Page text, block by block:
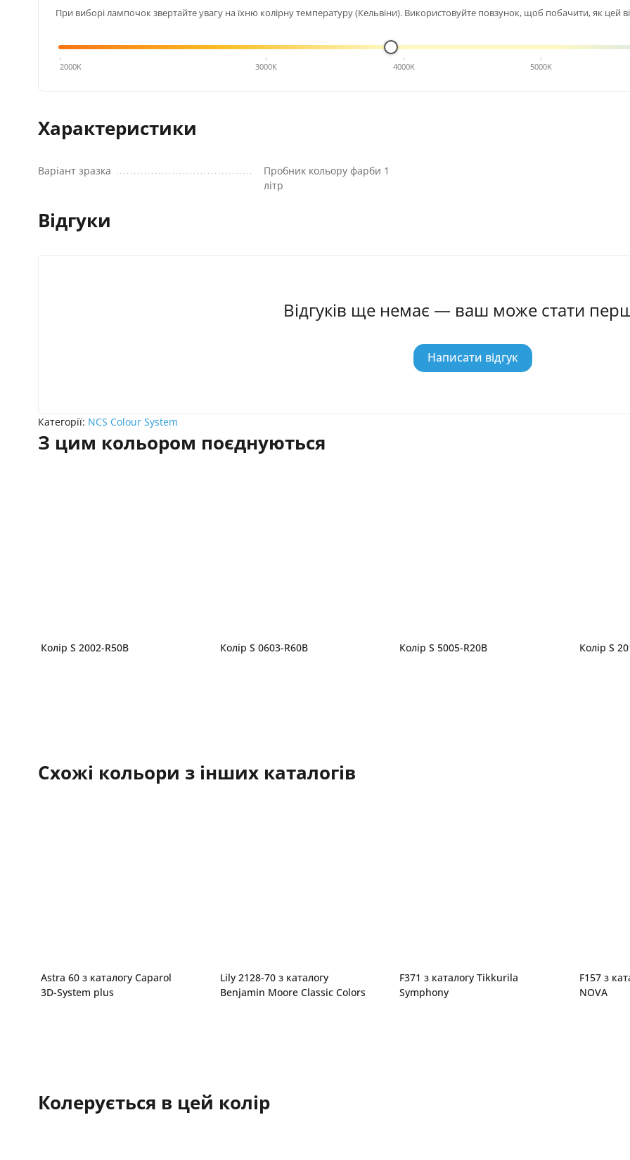
При виборі лампочок звертайте увагу на їхню колірну температуру (Кельвіни). Використовуйте повзунок, щоб побачити, як цей
4000K
2000K 3000K 4000K 5000K
Характеристики
Варіант зразка
Пробник кольору фарби 1
літр
Відгуки
Відгуків ще немає — ваш може стати
Написати відгук
Категорії: NCS Colour System
З цим кольором поєднуються
Колір S 2002-R50B Колір S 0603-R60B Колір S 5005-R20B Колір S
Схожі кольори з інших каталогів
Astra 60 з каталогу Caparol
3D-System plus
Lily 2128-70 з каталогу
Benjamin Moore Classic Colors
F371 з каталогу Tikkurila
Symphony
F157 з
NOVA
Колерується в цей колір